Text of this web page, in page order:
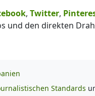
, Twitter,
und den direkten
Standards